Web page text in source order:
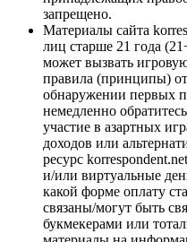
запрещено.
Материалы сайта
лиц старше 21 года
может вызвать
правила (принципы)
обнаружении первых
немедленно
участие в азартных
доходов или
ресурс
и/или виртуальные
какой форме оплату
связаны/могут быть
букмекерами или